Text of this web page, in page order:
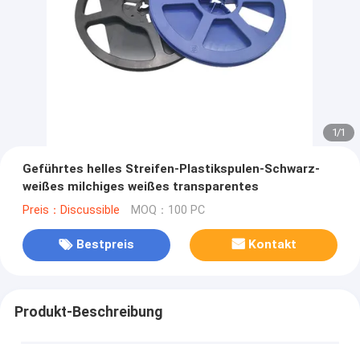
1/1
Geführtes helles Streifen-Plastikspulen-Schwarz-
weißes milchiges weißes transparentes
Preis：Discussible MOQ：100 PC
Bestpreis Kontakt
Produkt-Beschreibung